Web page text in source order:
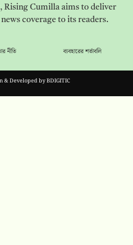
Rising Cumilla aims to deliver
coverage to its readers.
নীতি ব্যবহারের শর্তাবলি
& Developed byBDIGITIC